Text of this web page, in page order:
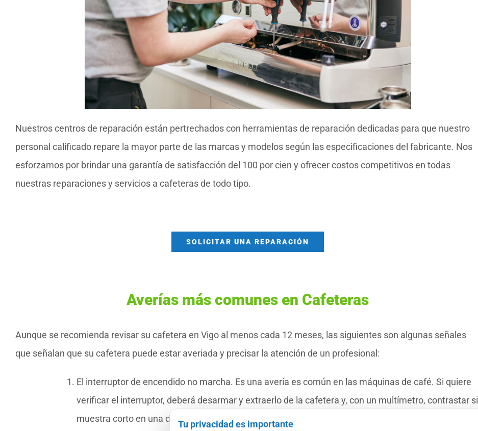
Nuestros centros de reparación están pertrechados con herramientas de reparación dedicadas para que nuestro
personal calificado repare la mayor parte de las marcas y modelos según las especificaciones del fabricante. Nos
esforzamos por brindar una garantía de satisfacción del 100 por cien y ofrecer costos competitivos en todas
nuestras reparaciones y servicios a cafeteras de todo tipo.
SOLICITAR UNA REPARACIÓN
Averías más comunes en Cafeteras
Aunque se recomienda revisar su cafetera en Vigo al menos cada 12 meses, las siguientes son algunas señales
que señalan que su cafetera puede estar averiada y precisar la atención de un profesional:
El interruptor de encendido no marcha. Es una avería es común en las máquinas de café. Si quiere
verificar el interruptor, deberá desarmar y extraerlo de la cafetera y, con un multímetro, contrastar si
muestra corto en una de sus situaciones de encendido o bien apagado. De no funcionar
Tu privacidad es importante